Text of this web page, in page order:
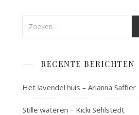
RECENTE BERICHTEN
Het lavendel huis – Arianna Saffier
Stille wateren – Kicki Sehlstedt